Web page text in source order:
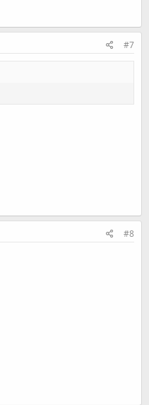
#7
#8